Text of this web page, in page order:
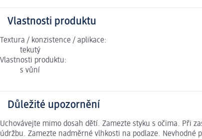
Vlastnosti produktu
Textura / konzistence / aplikace:
tekutý
Vlastnosti produktu:
s vůní
Důležité upozornění
Uchovávejte mimo dosah dětí. Zamezte styku s očima. Při
údržbu. Zamezte nadměrné vlhkosti na podlaze.